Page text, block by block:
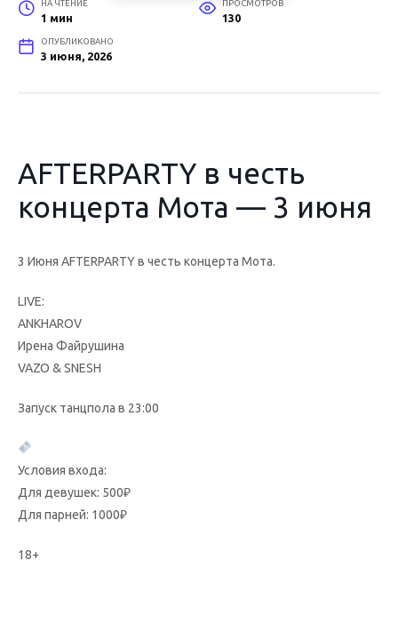
НА ЧТЕНИЕ
1 мин
ПРОСМОТРОВ
130
ОПУБЛИКОВАНО
3 июня, 2026
AFTERPARTY в честь
концерта Мота — 3 июня
3 Июня AFTERPARTY в честь концерта Мота.
LIVE:
ANKHAROV
Ирена Файрушина
VAZO & SNESH
Запуск танцпола в 23:00
Условия входа:
Для девушек: 500₽
Для парней: 1000₽
18+